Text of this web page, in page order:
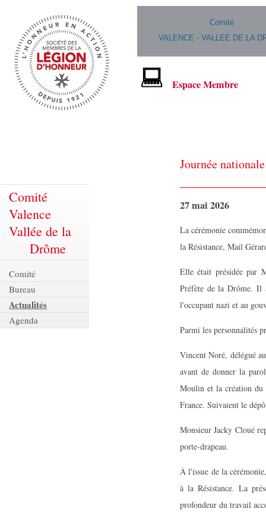
Comité
VALENCE - VALLEE DE LA
Espace Membre
Comité
Valence
Vallée de la
Drôme
Comité
Bureau
Actualités
Agenda
Journée
27 mai 2026
La cérémonie
la Résistance, Mail
Elle était présidée par
Préfète de la Drôme. Il
l'occupant nazi et au
Parmi les personnalités
Vincent Noré, délégué
avant de donner la
Moulin et la création du
France. Suivaient le
Monsieur Jacky Cloué
porte-drapeau.
À l'issue de la
à la Résistance. La
profondeur du travail